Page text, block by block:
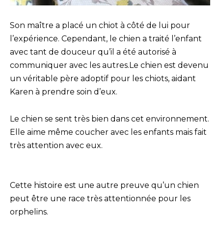
Son maître a placé un chiot à côté de lui pour
l’expérience. Cependant, le chien a traité l’enfant
avec tant de douceur qu’il a été autorisé à
communiquer avec les autres.Le chien est devenu
un véritable père adoptif pour les chiots, aidant
Karen à prendre soin d’eux.
Le chien se sent très bien dans cet environnement.
Elle aime même coucher avec les enfants mais fait
très attention avec eux.
Cette histoire est une autre preuve qu’un chien
peut être une race très attentionnée pour les
orphelins.